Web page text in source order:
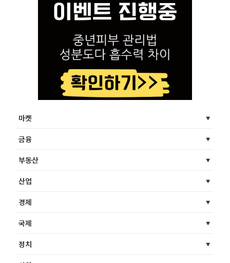
마켓
금융
부동산
산업
경제
국제
정치